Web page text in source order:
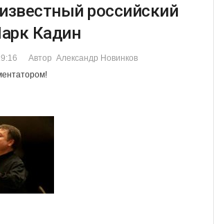
российский
Кадин
Автор Александр Новинков